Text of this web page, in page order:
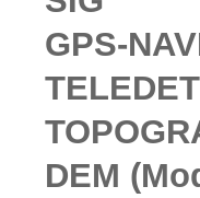
GPS-
DEM